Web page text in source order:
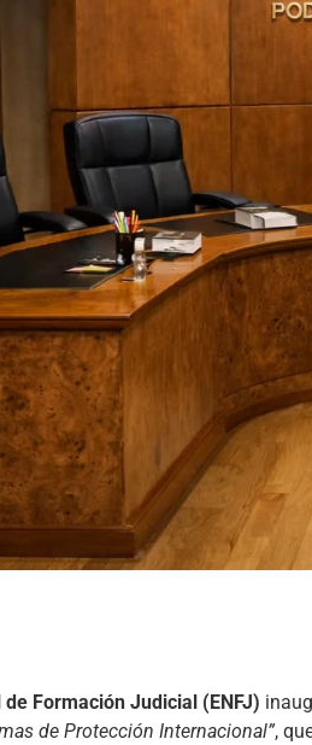
de Formación Judicial (ENFJ)
de Protección Internacional”,